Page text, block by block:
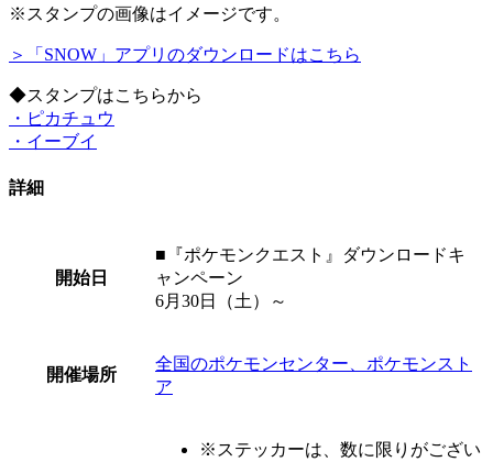
※スタンプの画像はイメージです。
＞「SNOW」アプリのダウンロードはこちら
◆スタンプはこちらから
・ピカチュウ
・イーブイ
詳細
開始日
■『ポケモンクエスト』ダウンロードキ
ャンペーン
6月30日（土）～
開催場所
全国のポケモンセンター、ポケモンスト
ア
※ステッカーは、数に限りがござい